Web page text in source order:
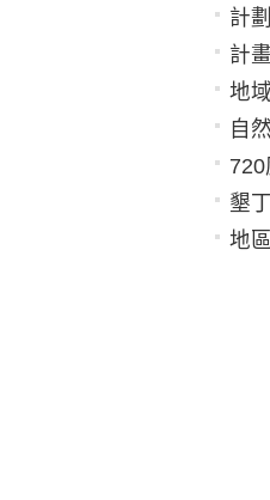
計
計
地
自
墾
地